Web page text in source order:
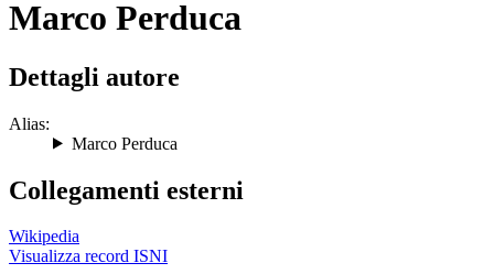
Marco Perduca
Dettagli autore
Alias:
Marco Perduca
Collegamenti esterni
Wikipedia
Visualizza record ISNI